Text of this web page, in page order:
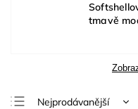
tmavě
Nejprodávanější